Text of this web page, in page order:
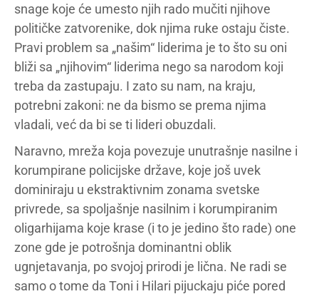
snage koje će umesto njih rado mučiti njihove
političke zatvorenike, dok njima ruke ostaju čiste.
Pravi problem sa „našim“ liderima je to što su oni
bliži sa „njihovim“ liderima nego sa narodom koji
treba da zastupaju. I zato su nam, na kraju,
potrebni zakoni: ne da bismo se prema njima
vladali, već da bi se ti lideri obuzdali.
Naravno, mreža koja povezuje unutrašnje nasilne i
korumpirane policijske države, koje još uvek
dominiraju u ekstraktivnim zonama svetske
privrede, sa spoljašnje nasilnim i korumpiranim
oligarhijama koje krase (i to je jedino što rade) one
zone gde je potrošnja dominantni oblik
ugnjetavanja, po svojoj prirodi je lična. Ne radi se
samo o tome da Toni i Hilari pijuckaju piće pored